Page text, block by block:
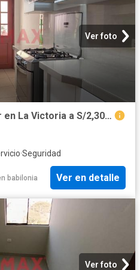
Ver foto
Departamento en alquiler en La Victoria a S/2,300 al mes
·Seguridad
babilonia Ver en detalle
Ver foto